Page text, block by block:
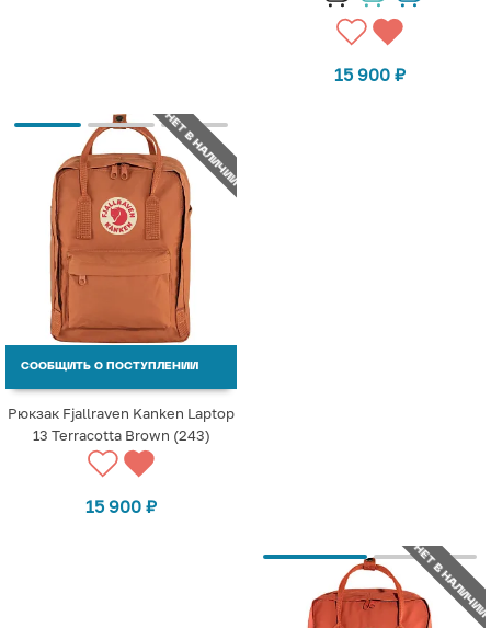
15 900 ₽
НЕТ В НАЛИЧИИ
СООБЩИТЬ О ПОСТУПЛЕНИИ
Рюкзак Fjallraven Kanken Laptop
13 Terracotta Brown (243)
15 900 ₽
НЕТ В НАЛИЧИИ